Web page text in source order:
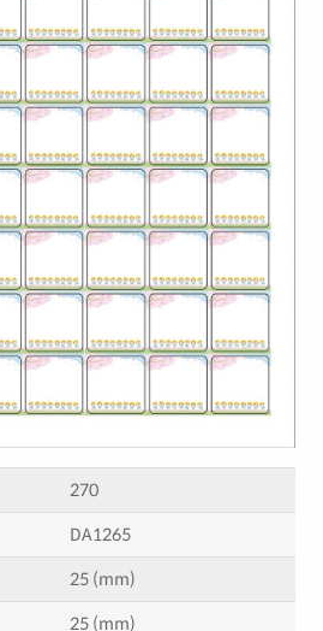
270
DA1265
25 (mm)
25 (mm)